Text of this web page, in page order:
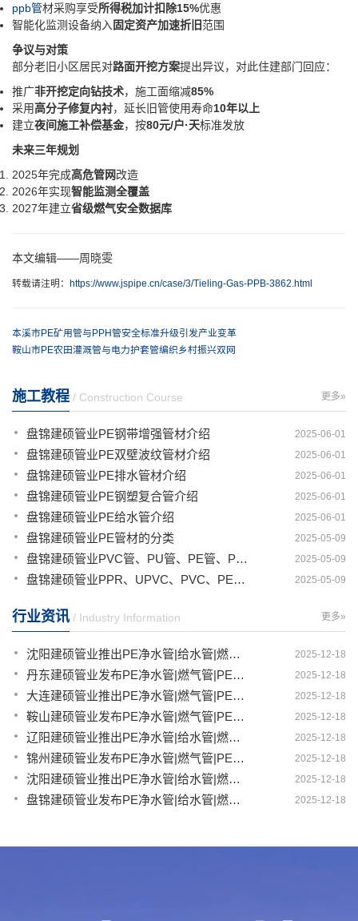
ppb管材采购享受‌所得税加计扣除15%‌优惠
智能化监测设备纳入‌ 固定资产加速折旧‌范围
争议与对策
部分老旧小区居民对‌路面开挖方案‌提出异议，对此住建部门回应：
推广‌非开挖定向钻技术‌，施工面缩减‌85%
采用‌高分子修复内衬‌，延长旧管使用寿命‌10年以上
建立‌夜间施工补偿基金‌，按‌80元/户·天‌标准发放
未来三年规划
2025年完成‌高危管网‌改造
2026年实现‌智能监测全覆盖
2027年建立‌省级燃气安全数据库
本文编辑——周晓雯
转载请注明： https://www.jspipe.cn/case/3/Tieling-Gas-PPB-3862.html
本溪市PE矿用管与PPH管安全标准升级引发产业变革
鞍山市PE农田灌溉管与电力护套管编织乡村振兴双网
更多»
施工教程 / Construction Course
2025-06-01
盘锦建硕管业PE钢带增强管材介绍
2025-06-01
盘锦建硕管业PE双壁波纹管材介绍
2025-06-01
盘锦建硕管业PE排水管材介绍
2025-06-01
盘锦建硕管业PE钢塑复合管介绍
2025-06-01
盘锦建硕管业PE给水管介绍
2025-05-09
盘锦建硕管业PE管材的分类
2025-05-09
盘锦建硕管业PVC管、PU管、PE管、PP管有那些区别
2025-05-09
盘锦建硕管业PPR、UPVC、PVC、PERT、PE、HDPE塑料管材详解
更多»
行业资讯 / Industry Information
2025-12-18
沈阳建硕管业推出PE净水管|给水管|燃气管|PERT供热管|电力护套管一体化智造解决方案
2025-12-18
丹东建硕管业发布PE净水管|燃气管|PERT供热管|电力护套管|农田灌溉管智能生产新范式
2025-12-18
大连建硕管业推出PE净水管|燃气管|PERT供热管|电力护套管|农田灌溉管融合智造新生态
2025-12-18
鞍山建硕管业发布PE净水管|燃气管|PERT供热管|电力护套管|农田灌溉管全链路应用新方案
2025-12-18
辽阳建硕管业推出PE净水管|给水管|燃气管|PERT供热管|电力护套管多维融合智造平台
2025-12-18
锦州建硕管业发布PE净水管|燃气管|PERT供热管|电力护套管|农田灌溉管智慧应用生态体系
2025-12-18
沈阳建硕管业推出PE净水管|给水管|燃气管|PERT供热管|电力护套管一体化智造方案
2025-12-18
盘锦建硕管业发布PE净水管|给水管|燃气管|PERT供热管|电力护套管智慧生产新范式